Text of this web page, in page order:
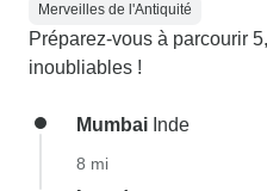
Merveilles de l'Antiquité
Préparez-vous à parcourir
inoubliables !
Mumbai Inde
8 mi